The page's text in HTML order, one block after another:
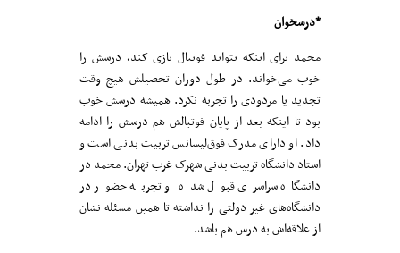
*درسخوان
محمد برای اینکه بتواند فوتبال بازی کند، درسش را
خوب می‌خواند. در طول دوران تحصیلش هیچ وقت
تجدید یا مردودی را تجربه نکرد. همیشه درسش خوب
بود تا اینکه بعد از پایان فوتبالش هم درسش را ادامه
داد. او دارای مدرک فوق‌لیسانس تربیت بدنی است و
استاد دانشگاه تربیت بدنی شهرک غرب تهران. محمد در
دانشگاه سراسری قبول شده و تجربه حضور در
دانشگاه‌های غیر دولتی را نداشته تا همین مسئله نشان
از علاقه‌اش به درس هم باشد.